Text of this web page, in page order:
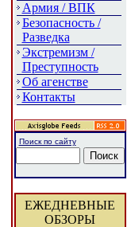
Армия / ВПК
Безопасность /
Разведка
Экстремизм /
Преступность
Об агенстве
Контакты
Поиск по сайту
ЕЖЕДНЕВНЫЕ
ОБЗОРЫ